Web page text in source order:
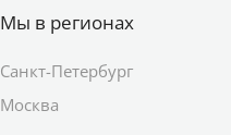
Мы в регионах
Санкт-Петербург
Москва